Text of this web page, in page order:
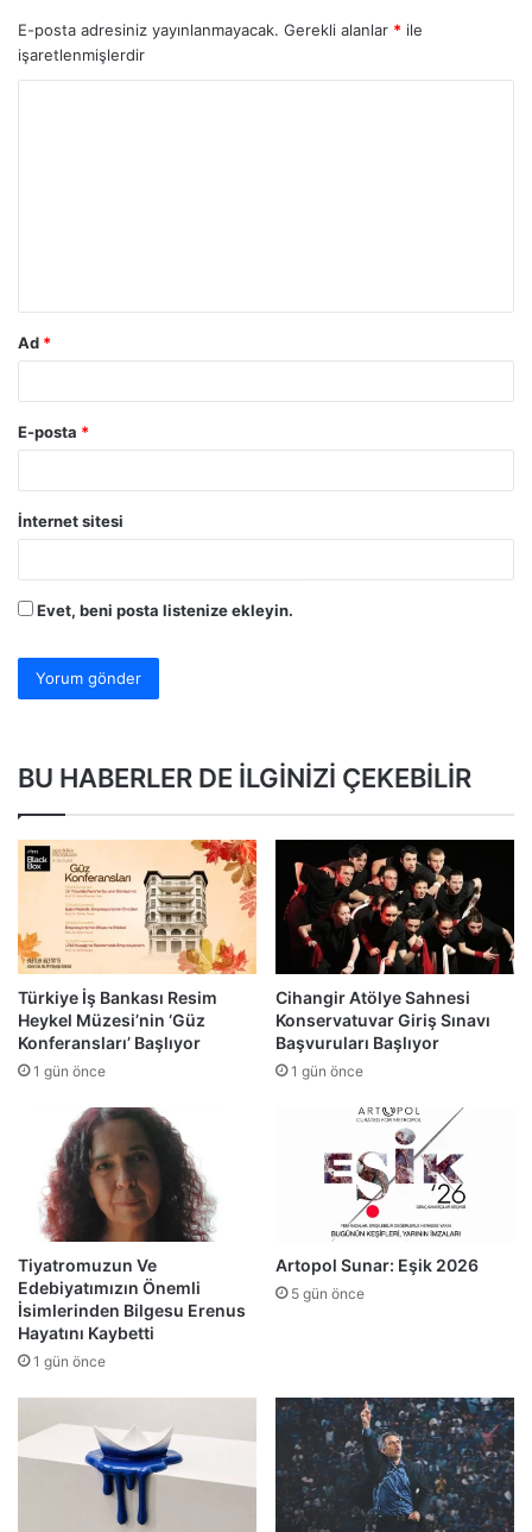
E-posta adresiniz yayınlanmayacak. Gerekli alanlar * ile
işaretlenmişlerdir
Ad *
E-posta *
İnternet sitesi
Evet, beni posta listenize ekleyin.
BU HABERLER DE İLGİNİZİ ÇEKEBİLİR
Türkiye İş Bankası Resim
Heykel Müzesi’nin ‘Güz
Konferansları’ Başlıyor
1 gün önce
Cihangir Atölye Sahnesi
Konservatuvar Giriş Sınavı
Başvuruları Başlıyor
1 gün önce
Tiyatromuzun Ve
Edebiyatımızın Önemli
İsimlerinden Bilgesu Erenus
Hayatını Kaybetti
1 gün önce
Artopol Sunar: Eşik 2026
5 gün önce